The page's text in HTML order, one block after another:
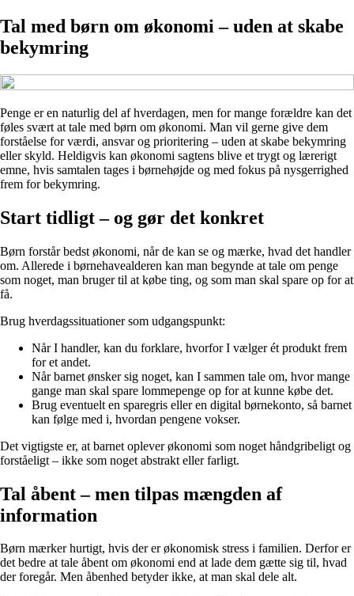
Tal med børn om økonomi – uden at skabe
bekymring
Penge er en naturlig del af hverdagen, men for mange forældre kan det
føles svært at tale med børn om økonomi. Man vil gerne give dem
forståelse for værdi, ansvar og prioritering – uden at skabe bekymring
eller skyld. Heldigvis kan økonomi sagtens blive et trygt og lærerigt
emne, hvis samtalen tages i børnehøjde og med fokus på nysgerrighed
frem for bekymring.
Start tidligt – og gør det konkret
Børn forstår bedst økonomi, når de kan se og mærke, hvad det handler
om. Allerede i børnehavealderen kan man begynde at tale om penge
som noget, man bruger til at købe ting, og som man skal spare op for at
få.
Brug hverdagssituationer som udgangspunkt:
Når I handler, kan du forklare, hvorfor I vælger ét produkt frem
for et andet.
Når barnet ønsker sig noget, kan I sammen tale om, hvor mange
gange man skal spare lommepenge op for at kunne købe det.
Brug eventuelt en sparegris eller en digital børnekonto, så barnet
kan følge med i, hvordan pengene vokser.
Det vigtigste er, at barnet oplever økonomi som noget håndgribeligt og
forståeligt – ikke som noget abstrakt eller farligt.
Tal åbent – men tilpas mængden af
information
Børn mærker hurtigt, hvis der er økonomisk stress i familien. Derfor er
det bedre at tale åbent om økonomi end at lade dem gætte sig til, hvad
der foregår. Men åbenhed betyder ikke, at man skal dele alt.